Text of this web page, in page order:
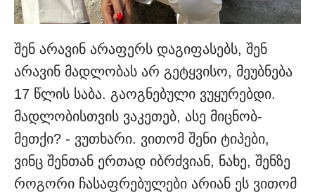
შენ არავინ არაფერს დაგიფასებს, შენ
არავინ მადლობას არ გეტყვისო, მეუბნება
17 წლის საბა. გაოგნებული ვუყურებდი.
მადლობისთვის ვაკეთებ, ასე მიცნობ-
მეთქი? - ვუთხარი. ვითომ შენი ტიპები,
ვინც შენთან ერთად იბრძვიან, ნახე, შენზე
როგორი ჩასაფრებულები არიან ეს ვითომ